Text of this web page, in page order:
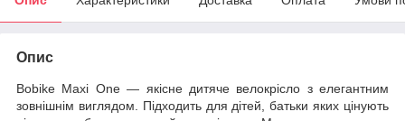
Опис
Bobike Maxi One — якісне дитяче велокрісло з елегантним
зовнішнім виглядом. Підходить для дітей, батьки яких цінують